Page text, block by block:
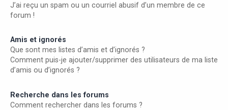
J’ai reçu un spam ou un courriel abusif d’un membre de ce
forum !
Amis et ignorés
Que sont mes listes d’amis et d’ignorés ?
Comment puis-je ajouter/supprimer des utilisateurs de ma liste
d’amis ou d’ignorés ?
Recherche dans les forums
Comment rechercher dans les forums ?